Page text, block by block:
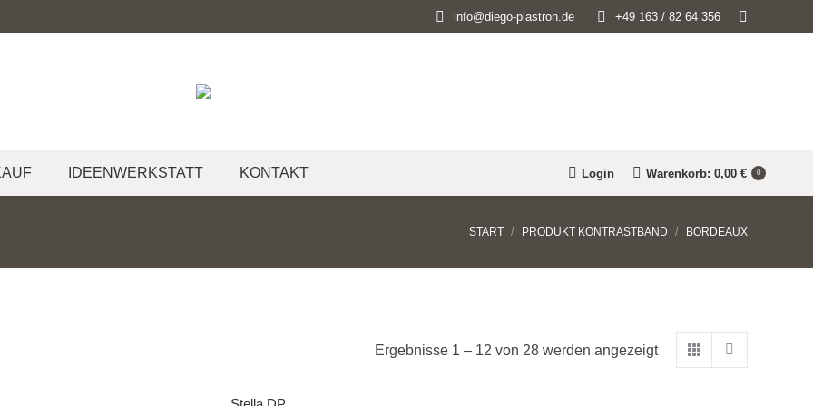
info@diego-plastron.de +49 163 / 82 64 356 Search:
IDEENWERKSTATT KONTAKT Login Warenkorb: 0,00 € 0
Sie befinden sich hier:
START PRODUKT KONTRASTBAND BORDEAUX
Ergebnisse 1 – 12 von 28 werden angezeigt